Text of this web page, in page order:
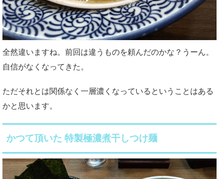
全然違いますね。前回は違うものを頼んだのかな？うーん。
自信がなくなってきた。
ただそれとは関係なく一層濃くなっているということはある
かと思います。
かつて頂いた 特製極濃煮干しつけ麺